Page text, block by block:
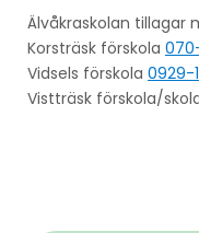
Älvåkraskolan tillagar
Korsträsk förskola
Vidsels förskola 0929-
Vistträsk förskola/